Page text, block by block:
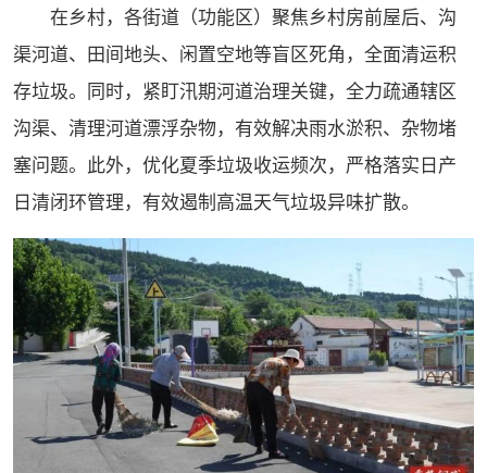
在乡村，各街道（功能区）聚焦乡村房前屋后、沟
渠河道、田间地头、闲置空地等盲区死角，全面清运积
存垃圾。同时，紧盯汛期河道治理关键，全力疏通辖区
沟渠、清理河道漂浮杂物，有效解决雨水淤积、杂物堵
塞问题。此外，优化夏季垃圾收运频次，严格落实日产
日清闭环管理，有效遏制高温天气垃圾异味扩散。